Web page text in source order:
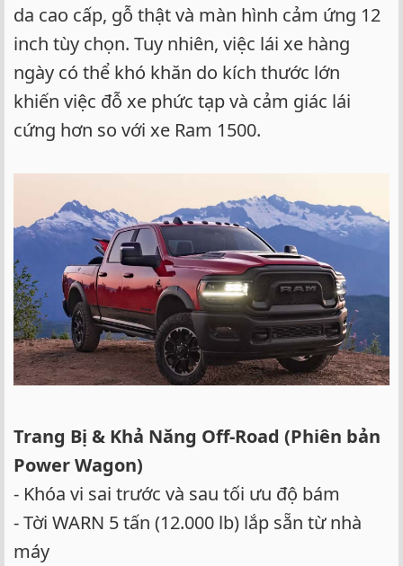
da cao cấp, gỗ thật và màn hình cảm ứng 12
inch tùy chọn. Tuy nhiên, việc lái xe hàng
ngày có thể khó khăn do kích thước lớn
khiến việc đỗ xe phức tạp và cảm giác lái
cứng hơn so với xe Ram 1500.
Trang Bị & Khả Năng Off-Road (Phiên bản
Power Wagon)
- Khóa vi sai trước và sau tối ưu độ bám
- Tời WARN 5 tấn (12.000 lb) lắp sẵn từ nhà
máy